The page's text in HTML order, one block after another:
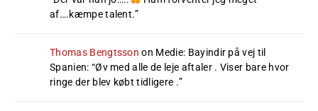
af….kæmpe talent.”
Thomas Bengtsson on Medie: Bayindir på vej til
Spanien: “Øv med alle de leje aftaler . Viser bare hvor
ringe der blev købt tidligere .”